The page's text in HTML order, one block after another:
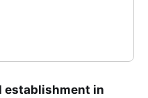
establishment in